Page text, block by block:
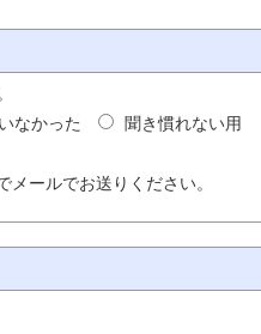
なかった
聞き慣れない用
メールでお送りください。